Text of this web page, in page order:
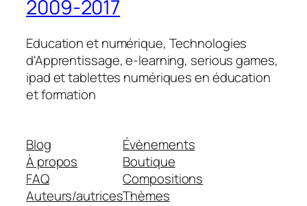
2009-2017
Education et numérique, Technologies
d'Apprentissage, e-learning, serious games,
ipad et tablettes numériques en éducation
et formation
Blog
À propos
FAQ
Auteurs/autrices
Évènements
Boutique
Compositions
Thèmes